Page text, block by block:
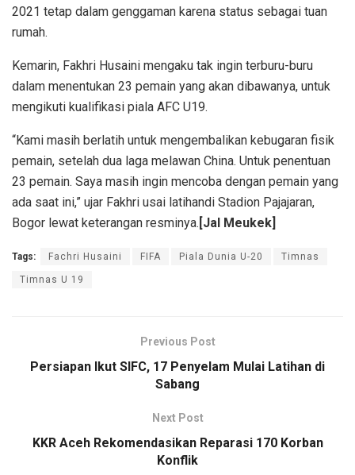
2021 tetap dalam genggaman karena status sebagai tuan
rumah.
Kemarin, Fakhri Husaini mengaku tak ingin terburu-buru
dalam menentukan 23 pemain yang akan dibawanya, untuk
mengikuti kualifikasi piala AFC U19.
“Kami masih berlatih untuk mengembalikan kebugaran fisik
pemain, setelah dua laga melawan China. Untuk penentuan
23 pemain. Saya masih ingin mencoba dengan pemain yang
ada saat ini,” ujar Fakhri usai latihandi Stadion Pajajaran,
Bogor lewat keterangan resminya. [Jal Meukek]
Tags: Fachri Husaini FIFA Piala Dunia U-20 Timnas
Timnas U 19
Previous Post
Persiapan Ikut SIFC, 17 Penyelam Mulai Latihan di
Sabang
Next Post
KKR Aceh Rekomendasikan Reparasi 170 Korban
Konflik